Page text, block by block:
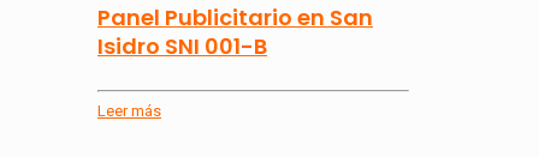
Panel Publicitario en San
Isidro SNI 001-B
Leer más